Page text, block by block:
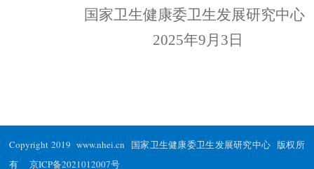
国家卫生健康委卫生发展研究中心
2025年9月 3 日
Copyright 2019 www.nhei.cn 国家卫生健康委卫生发展研究中心 版权所
有京ICP备2021012007号